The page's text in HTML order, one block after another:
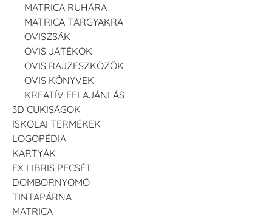
MATRICA RUHÁRA
MATRICA TÁRGYAKRA
OVISZSÁK
OVIS JÁTÉKOK
OVIS RAJZESZKÖZÖK
OVIS KÖNYVEK
KREATÍV FELAJÁNLÁS
3D CUKISÁGOK
ISKOLAI TERMÉKEK
LOGOPÉDIA
KÁRTYÁK
EX LIBRIS PECSÉT
DOMBORNYOMÓ
TINTAPÁRNA
MATRICA